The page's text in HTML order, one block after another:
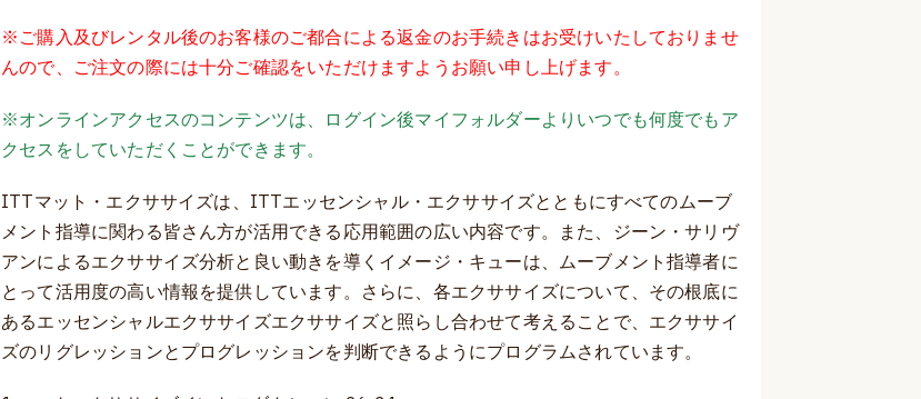
※ご購入及びレンタル後のお客様のご都合による返金のお手続きはお受けいたしておりませ
んので、ご注文の際には十分ご確認をいただけますようお願い申し上げます。
※オンラインアクセスのコンテンツは、ログイン後マイフォルダーよりいつでも何度でもア
クセスをしていただくことができます。
ITTマット・エクササイズは、ITTエッセンシャル・エクササイズとともにすべてのムーブ
メント指導に関わる皆さん方が活用できる応用範囲の広い内容です。また、ジーン・サリヴ
アンによるエクササイズ分析と良い動きを導くイメージ・キューは、ムーブメント指導者に
とって活用度の高い情報を提供しています。さらに、各エクササイズについて、その根底に
あるエッセンシャルエクササイズエクササイズと照らし合わせて考えることで、エクササイ
ズのリグレッションとプログレッションを判断できるようにプログラムされています。